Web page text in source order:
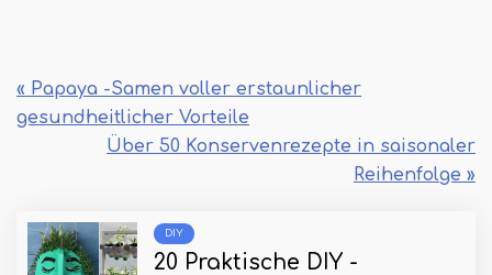
« Papaya -Samen voller erstaunlicher
gesundheitlicher Vorteile
Über 50 Konservenrezepte in saisonaler
Reihenfolge »
DIY
20 Praktische DIY -